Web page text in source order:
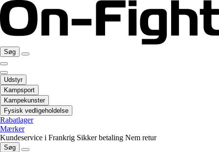
Søg
Udstyr
Kampsport
Kampekunster
Fysisk vedligeholdelse
Rabatlager
Mærker
Kundeservice i Frankrig Sikker betaling Nem retur
Søg